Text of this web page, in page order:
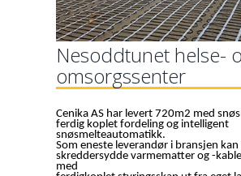
Nesoddtunet helse-
omsorgssenter
Cenika AS har levert 720m2 med
ferdig koplet fordeling og intelligent
snøsmelteautomatikk.
Som eneste leverandør i bransjen kan
skreddersydde varmematter og -
med